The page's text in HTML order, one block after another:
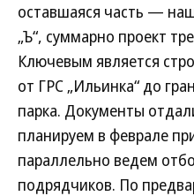
оставшаяся часть —
„Ъ“, суммарно проект
Ключевым является
от ГРС „Ильинка“ до
парка. Документы
планируем в феврале
параллельно ведем
подрядчиков. По